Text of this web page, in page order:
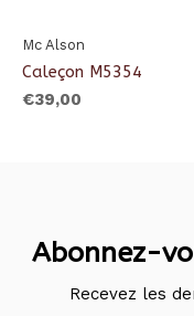
Mc Alson
Caleçon M5354
€39,00
Abonnez-
Recevez les